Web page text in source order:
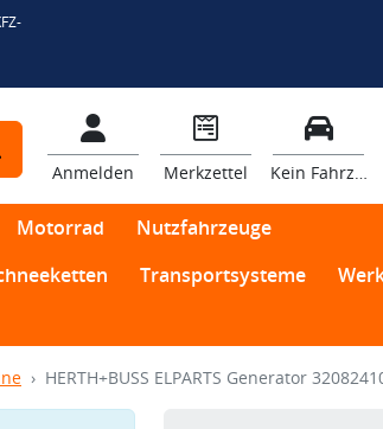
Anmelden Merkzettel Kein Fahrzeug
Motorrad
Nutzfahrzeuge
Transportsysteme
HERTH+BUSS ELPARTS Generator